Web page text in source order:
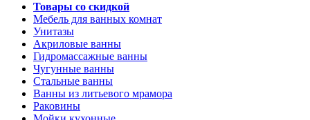
Товары со скидкой
Мебель для ванных комнат
Унитазы
Акриловые ванны
Гидромассажные ванны
Чугунные ванны
Стальные ванны
Ванны из литьевого мрамора
Раковины